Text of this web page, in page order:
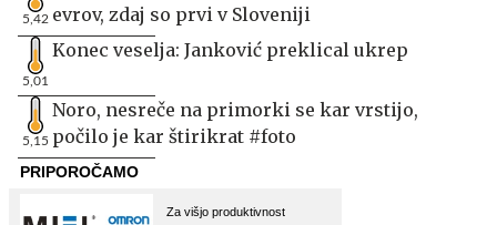
5,42 evrov, zdaj so prvi v Sloveniji
5,01
Konec veselja: Janković preklical ukrep
5,15
Noro, nesreče na primorki se kar vrstijo,
počilo je kar štirikrat #foto